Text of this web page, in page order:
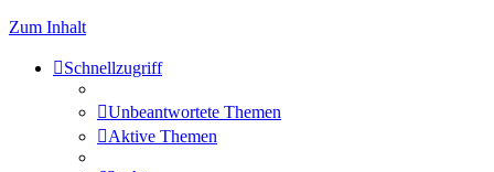
Zum Inhalt
Schnellzugriff
Unbeantwortete Themen
Aktive Themen